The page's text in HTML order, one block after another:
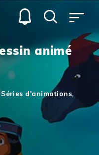
animé
Séries d'animations,